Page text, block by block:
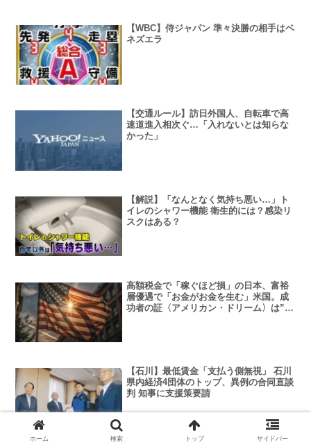
【WBC】侍ジャパン 準々決勝の相手はベ
ネズエラ
【交通ルール】訪日外国人、自転車で高
速道進入相次ぐ…「入れないとは知らな
かった」
【解説】「なんとなく気持ち悪い…」ト
イレのシャワー機能 衛生的には？感染リ
スクはある？
高額税金で「稼ぐほど損」の日本、富裕
層優遇で「お金がお金を生む」米国。成
功者の証〈アメリカン・ドリーム〉は”貧
【石川】最低賃金「支払う側無視」 石川
県内経済4団体のトップ、異例の合同直談
判 知事に支援策要請
ホーム 検索 トップ サイドバー